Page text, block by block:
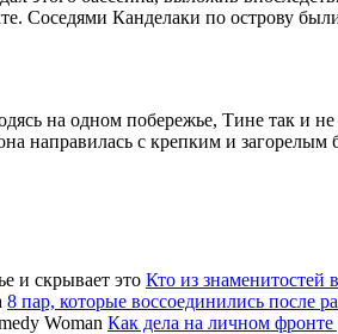
Соседями Канделаки по острову
на одном побережье, Тине так и
направилась с крепким и
Кто из знаменитостей
8 пар, которые воссоединились после
Как дела на личном фронте